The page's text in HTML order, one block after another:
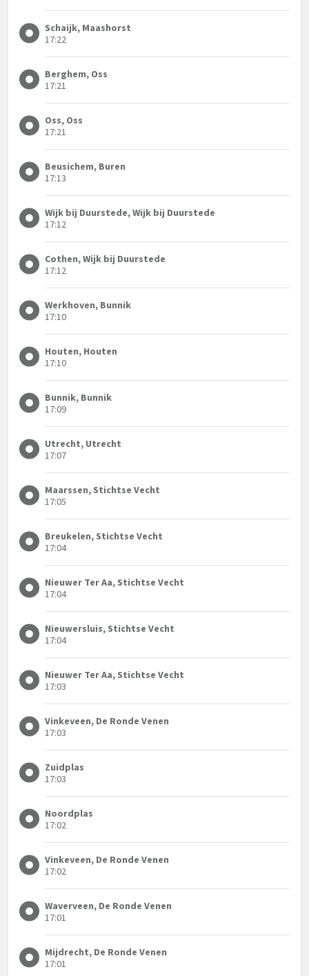
Schaijk, Maashorst
17:22
Berghem, Oss
17:21
Oss, Oss
17:21
Beusichem, Buren
17:13
Wijk bij Duurstede, Wijk bij Duurstede
17:12
Cothen, Wijk bij Duurstede
17:12
Werkhoven, Bunnik
17:10
Houten, Houten
17:10
Bunnik, Bunnik
17:09
Utrecht, Utrecht
17:07
Maarssen, Stichtse Vecht
17:05
Breukelen, Stichtse Vecht
17:04
Nieuwer Ter Aa, Stichtse Vecht
17:04
Nieuwersluis, Stichtse Vecht
17:04
Nieuwer Ter Aa, Stichtse Vecht
17:03
Vinkeveen, De Ronde Venen
17:03
Zuidplas
17:03
Noordplas
17:02
Vinkeveen, De Ronde Venen
17:02
Waverveen, De Ronde Venen
17:01
Mijdrecht, De Ronde Venen
17:01